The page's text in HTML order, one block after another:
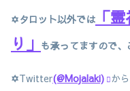
✡タロット以外では 「
り」 も承ってますので、
✡Twitter(@Mojalaki) か